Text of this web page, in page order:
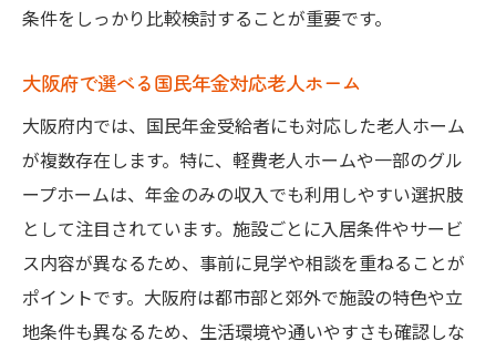
条件をしっかり比較検討することが重要です。
大阪府で選べる国民年金対応老人ホーム
大阪府内では、国民年金受給者にも対応した老人ホーム
が複数存在します。特に、軽費老人ホームや一部のグル
ープホームは、年金のみの収入でも利用しやすい選択肢
として注目されています。施設ごとに入居条件やサービ
ス内容が異なるため、事前に見学や相談を重ねることが
ポイントです。大阪府は都市部と郊外で施設の特色や立
地条件も異なるため、生活環境や通いやすさも確認しな